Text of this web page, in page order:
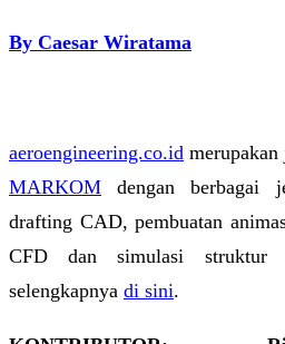
By Caesar Wiratama
aeroengineering.co.id merupakan
MARKOM dengan berbagai
drafting CAD, pembuatan
CFD dan simulasi struktur
selengkapnya di sini.